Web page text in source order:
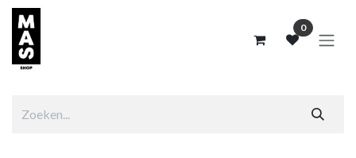
Overslaan naar inhoud
0